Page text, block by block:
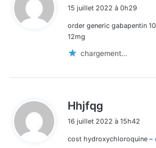
t
15 juillet 2022 à 0h29
order generic gabapentin
12mg
chargement…
Hhjfqg
t
16 juillet 2022 à 15h42
cost hydroxychloroquine –